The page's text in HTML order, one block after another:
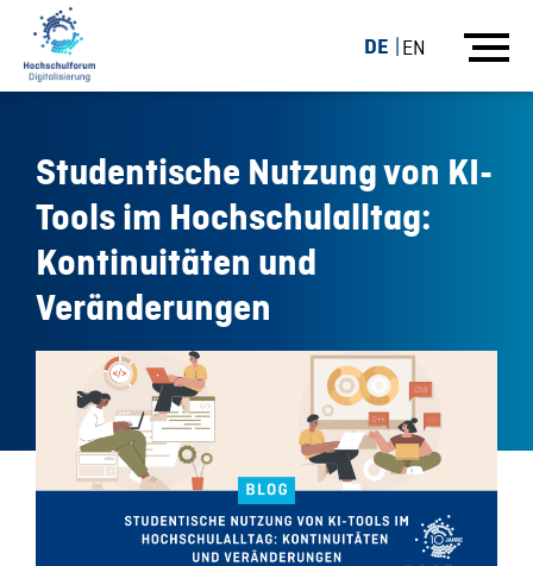
DE EN
Studentische Nutzung von KI-
Tools im Hochschulalltag:
Kontinuitäten und
Veränderungen